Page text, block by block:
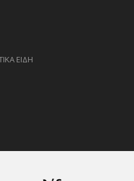
ΕΙΔΗ